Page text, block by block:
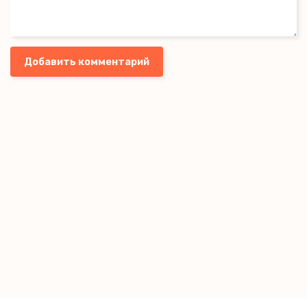
Добавить комментарий